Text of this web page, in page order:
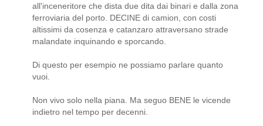
all'inceneritore che dista due dita dai binari e dalla zona
ferroviaria del porto. DECINE di camion, con costi
altissimi da cosenza e catanzaro attraversano strade
malandate inquinando e sporcando.
Di questo per esempio ne possiamo parlare quanto
vuoi.
Non vivo solo nella piana. Ma seguo BENE le vicende
indietro nel tempo per decenni.